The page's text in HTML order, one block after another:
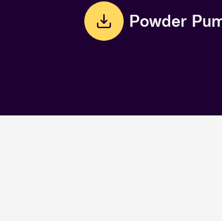
Powder